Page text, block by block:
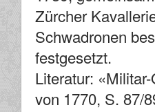
Zürcher
Schwadronen
festgesetzt.
Literatur:
von 1770, S. 87/